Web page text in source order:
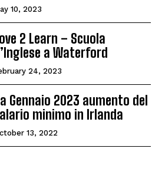
10, 2023
2 Learn – Scuola
a Waterford
24, 2023
Gennaio 2023 aumento del
minimo in Irlanda
13, 2022